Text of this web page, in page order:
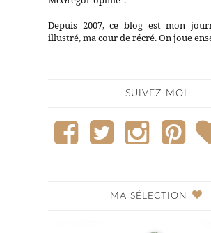
Depuis 2007, ce blog est mon
illustré, ma cour de récré. On joue
SUIVEZ-MOI
MA SÉLECTION